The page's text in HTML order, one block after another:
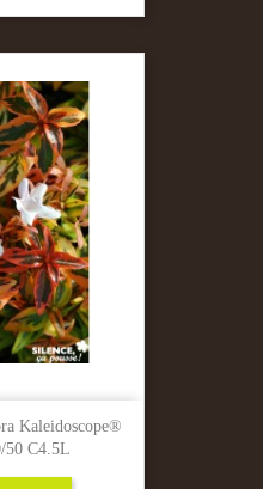
Kaleidoscope®
50 C4.5L